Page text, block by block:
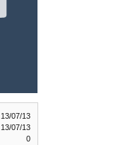
13/07/13
13/07/13
0